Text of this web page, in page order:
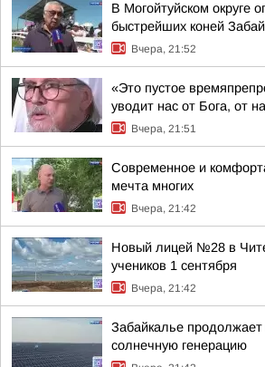
В Могойтуйском округе
быстрейших коней
Вчера, 21:52
«Это пустое
уводит нас от Бога, от
Вчера, 21:51
Современное и
мечта многих
Вчера, 21:42
Новый лицей №28 в Чите
учеников 1 сентября
Вчера, 21:42
Забайкалье
солнечную генерацию